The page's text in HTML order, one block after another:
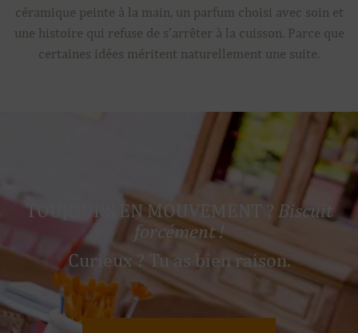
céramique peinte à la main, un parfum choisi avec soin et
une histoire qui refuse de s’arrêter à la cuisson. Parce que
certaines idées méritent naturellement une suite.
TOUJOURS EN MOUVEMENT ? Biscuit
forcément !
Curieux ? Tu as bien raison.